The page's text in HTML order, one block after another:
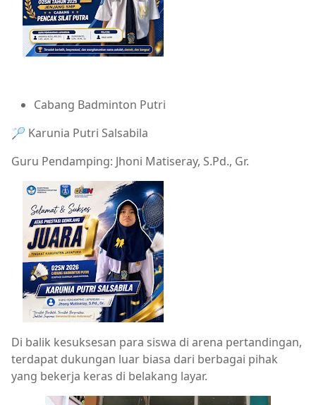
Cabang Badminton Putri
🏸 Karunia Putri Salsabila
Guru Pendamping: Jhoni Matiseray, S.Pd., Gr.
Di balik kesuksesan para siswa di arena pertandingan,
terdapat dukungan luar biasa dari berbagai pihak
yang bekerja keras di belakang layar.